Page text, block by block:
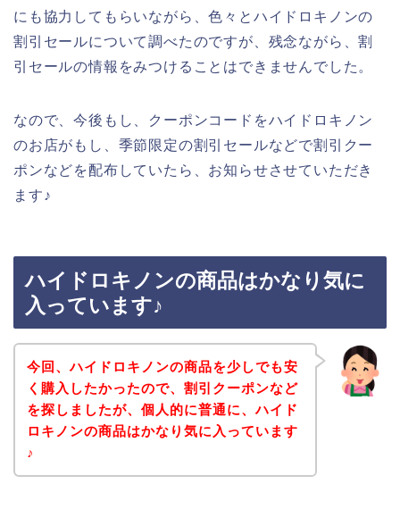
にも協力してもらいながら、色々とハイドロキノンの
割引セールについて調べたのですが、残念ながら、割
引セールの情報をみつけることはできませんでした。
なので、今後もし、クーポンコードをハイドロキノン
のお店がもし、季節限定の割引セールなどで割引クー
ポンなどを配布していたら、お知らせさせていただき
ます♪
ハイドロキノンの商品はかなり気に
入っています♪
今回、ハイドロキノンの商品を少しでも安
く購入したかったので、割引クーポンなど
を探しましたが、個人的に普通に、ハイド
ロキノンの商品はかなり気に入っています
♪